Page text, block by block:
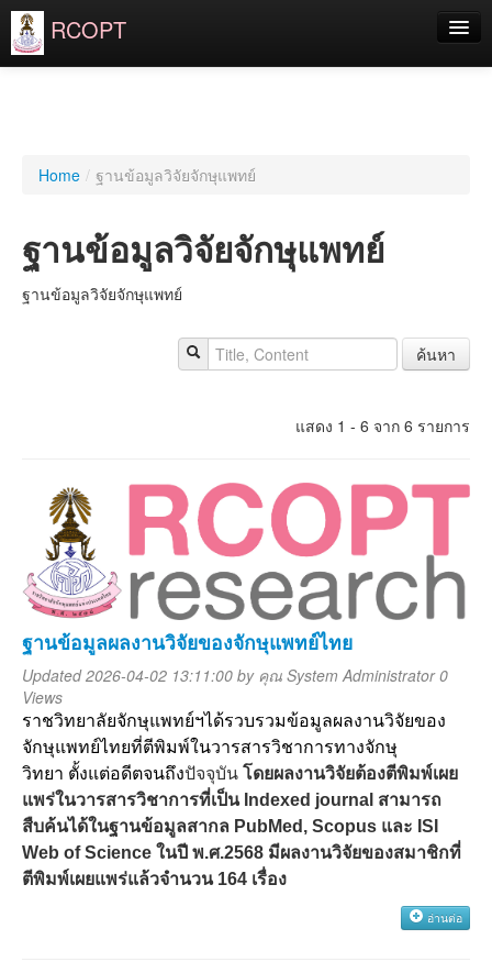
RCOPT
สำหรับประชาชน
แพทย์ประจำบ้าน
แพทย์ประจำบ้านต่อยอด
Home / ฐานข้อมูลวิจัยจักษุแพทย์
ฐานข้อมูลวิจัยจักษุแพทย์
ฐานข้อมูลวิจัยจักษุแพทย์
ค้นหา
แสดง 1 - 6 จาก 6 รายการ
ฐานข้อมูลผลงานวิจัยของจักษุแพทย์ไทย
Updated 2026-04-02 13:11:00 by คุณ System Administrator0
Views
ราชวิทยาลัยจักษุแพทย์ฯได้รวบรวมข้อมูลผลงานวิจัยของ
จักษุแพทย์ไทยที่ตีพิมพ์ในวารสารวิชาการทางจักษุ
วิทยา ตั้งแต่อดีตจนถึงปัจจุบัน โดยผลงานวิจัยต้องตีพิมพ์เผย
แพร่ในวารสารวิชาการที่เป็น Indexed journal สามารถ
สืบค้นได้ในฐานข้อมูลสากล PubMed, Scopus และ ISI
Web of Science ในปี พ.ศ.2568 มีผลงานวิจัยของสมาชิกที่
ตีพิมพ์เผยแพร่แล้วจำนวน 164 เรื่อง
อ่านต่อ